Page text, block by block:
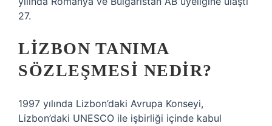
27.
LIZBON TANIMA
SÖZLEŞMESI NEDIR?
1997 yılında Lizbon’daki Avrupa Konseyi,
Lizbon’daki UNESCO ile işbirliği içinde kabul